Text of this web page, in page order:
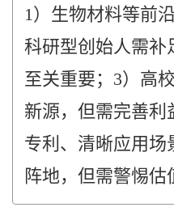
1）生物材料等前
科研型创始人需补
至关重要；3）高
新源，但需完善
专利、清晰应用
阵地，但需警惕估